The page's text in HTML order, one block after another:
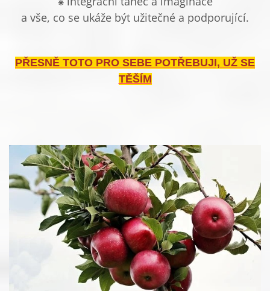
a vše, co se ukáže být užitečné a podporující.
PŘESNĚ TOTO PRO SEBE POTŘEBUJI, UŽ SE
TĚŠÍM